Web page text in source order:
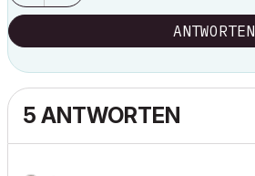
ANTWORTEN
5 ANTWORTEN